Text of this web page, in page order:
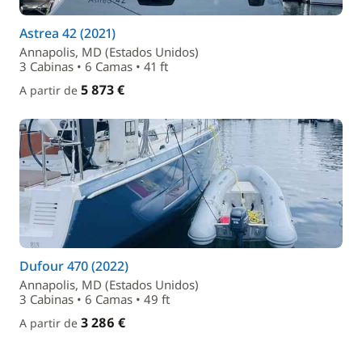
Astrea 42 (2021)
Annapolis, MD (Estados Unidos)
3 Cabinas • 6 Camas • 41 ft
A partir de 5 873 €
Dufour 470 (2022)
Annapolis, MD (Estados Unidos)
3 Cabinas • 6 Camas • 49 ft
A partir de 3 286 €